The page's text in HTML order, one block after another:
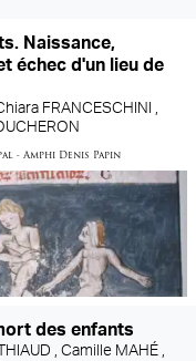
Naissance,
échec d'un lieu de
FRANCESCHINI ,
- Amphi Denis Papin
des enfants
, Camille MAHÉ ,